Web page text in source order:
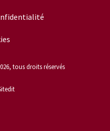
tous droits réservés